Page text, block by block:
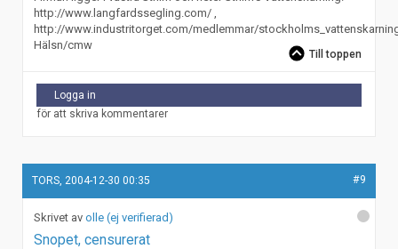
http://www.langfardssegling.com/ ,
http://www.industritorget.com/medlemmar/
Hälsn/cmw
Till toppen
Logga in
för att skriva kommentarer
TORS, 2004-12-30 00:35 #9
olle (ej verifierad)
Snopet, censurerat